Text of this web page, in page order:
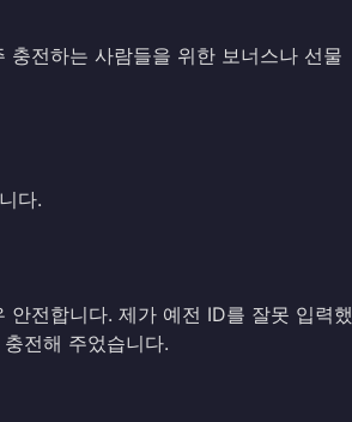
충전하는 사람들을 위한 보너스나 선물
다.
전합니다. 제가 예전 ID를 잘못 입력했
전해 주었습니다.